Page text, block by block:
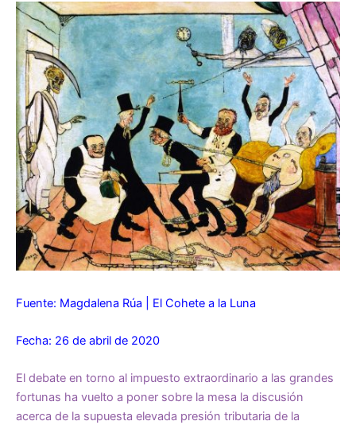
Fuente: Magdalena Rúa | El Cohete a la Luna
Fecha: 26 de abril de 2020
El debate en torno al impuesto extraordinario a las grandes
fortunas ha vuelto a poner sobre la mesa la discusión
acerca de la supuesta elevada presión tributaria de la